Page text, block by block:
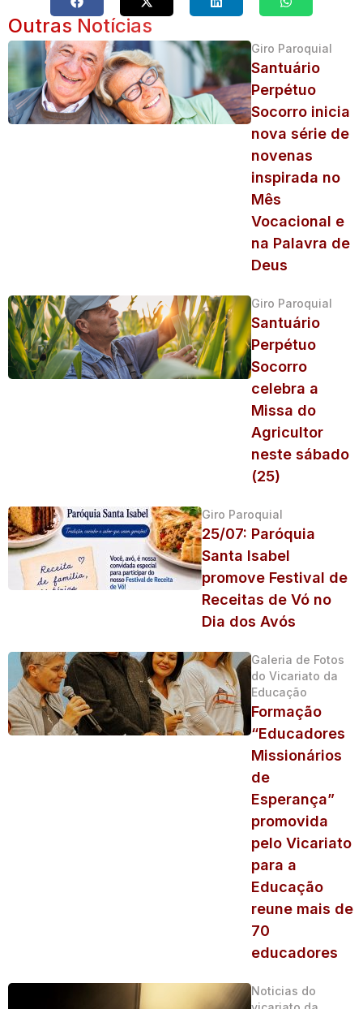
Outras Notícias
Giro Paroquial
Santuário
Perpétuo
Socorro inicia
nova série de
novenas
inspirada no
Mês
Vocacional e
na Palavra de
Deus
Giro Paroquial
Santuário
Perpétuo
Socorro
celebra a
Missa do
Agricultor
neste sábado
(25)
Giro Paroquial
25/07: Paróquia
Santa Isabel
promove Festival de
Receitas de Vó no
Dia dos Avós
Galeria de Fotos
do Vicariato da
Educação
Formação
“Educadores
Missionários
de
Esperança”
promovida
pelo Vicariato
para a
Educação
reune mais de
70
educadores
Noticias do